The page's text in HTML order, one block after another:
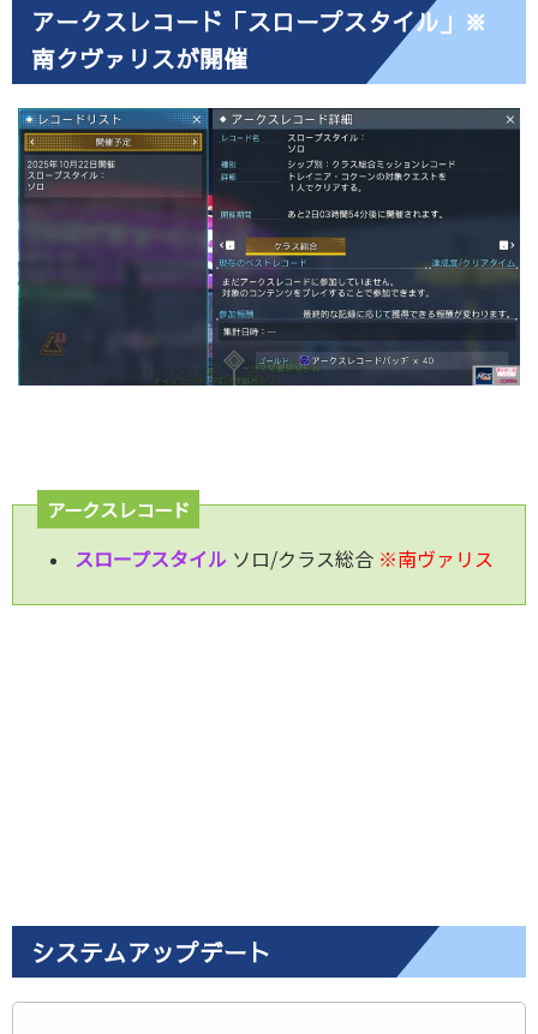
アークスレコード「スロープスタイル」※
南クヴァリスが開催
アークスレコード
スロープスタイル ソロ/クラス総合 ※南ヴァリス
システムアップデート